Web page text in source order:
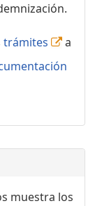
trámites
a
muestra los